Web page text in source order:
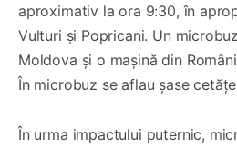
aproximativ la ora 9:30, în
Vulturi și Popricani. Un
Moldova şi o mașină din
În microbuz se aflau șase
În urma impactului puternic,